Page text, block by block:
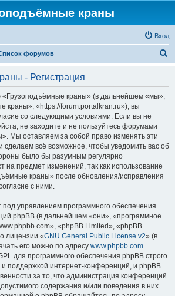
краны
Вход
форумов
- Регистрация
краны» (в дальнейшем «мы»,
краны», «https://forum.portalkran.ru»), вы
со следующими условиями. Если вы не
не заходите и не пользуйтесь форумами
Мы оставляем за собой право изменять эти
сделаем всё возможное, чтобы уведомить вас об
было бы разумным регулярно
на предмет изменений, так как использование
краны» после обновления/исправления
с ними.
управлением программного обеспечения
phpBB (в дальнейшем «они», «программное
«phpBB Limited», «phpBB
лицензии «GNU General Public License v2» (в
его можно по адресу www.phpbb.com.
для программного обеспечения phpBB строго
и поддержкой интернет-конференций, и phpBB
за то, что администрация конференций
содержания и/или поведения в них.